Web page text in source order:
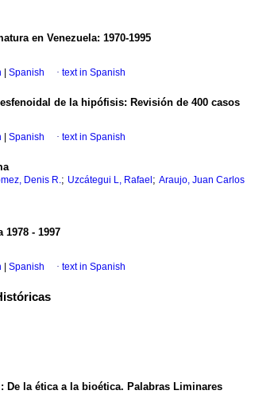
en Venezuela: 1970-1995
Spanish · text in Spanish
de la hipófisis: Revisión de 400 casos
Spanish · text in Spanish
Denis R.; Uzcátegui L, Rafael ; Araujo, Juan Carlos
1978 - 1997
Spanish · text in Spanish
: De la ética a la bioética. Palabras Liminares